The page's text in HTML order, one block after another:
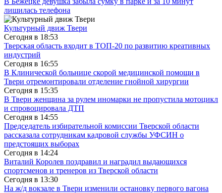
лишилась телефона
Культурный движ Твери
Сегодня в 18:53
Тверская область входит в ТОП-20 по развитию креативных
индустрий
Сегодня в 16:55
В Клинической больнице скорой медицинской помощи в
Твери отремонтировали отделение гнойной хирургии
Сегодня в 15:35
В Твери женщина за рулем иномарки не пропустила мотоцикл
и спровоцировала ДТП
Сегодня в 14:55
Председатель избирательной комиссии Тверской области
рассказала сотрудникам кадровой службы УФСИН о
предстоящих выборах
Сегодня в 14:24
Виталий Королев поздравил и наградил выдающихся
спортсменов и тренеров из Тверской области
Сегодня в 13:30
На ж/д вокзале в Твери изменили остановку первого вагона